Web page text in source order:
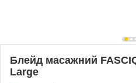
Блейд масажний
Large